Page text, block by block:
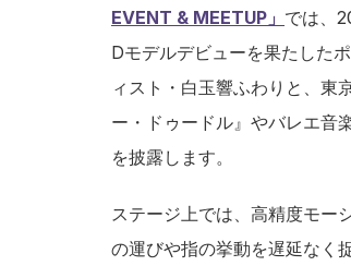
EVENT & MEETUP」 では、
Dモデルデビューを果たした
ィスト・白玉響ふわりと、東
ー・ドゥードル』やバレエ音
を披露します。
ステージ上では、高精度モー
の運びや指の挙動を遅延なく